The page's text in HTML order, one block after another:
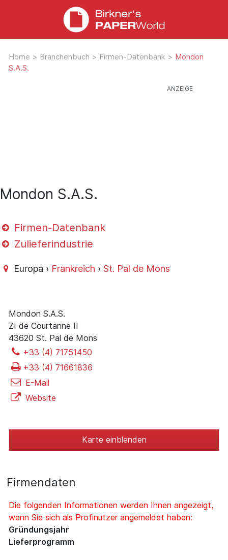
Home > Branchenbuch > Firmen-Datenbank > Mondon
S.A.S.
Mondon S.A.S.
Firmen-Datenbank
Zulieferindustrie
Europa › Frankreich ›St. Pal de Mons
Mondon S.A.S.
ZI de Courtanne II
43620 St. Pal de Mons
+33 (4) 71751450
+33 (4) 71661836
E-Mail
Website
Karte einblenden
Firmendaten
Die folgenden Informationen werden Ihnen angezeigt,
wenn Sie sich als Profinutzer angemeldet haben:
Gründungsjahr
Lieferprogramm